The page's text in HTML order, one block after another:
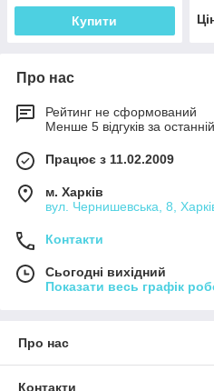
Купити
Про нас
Рейтинг не сформований
Менше 5 відгуків за
Працює з 11.02.2009
м. Харків
вул. Чернишевська, 8,
Контакти
Сьогодні вихідний
Показати весь графік
Про нас
Контакти